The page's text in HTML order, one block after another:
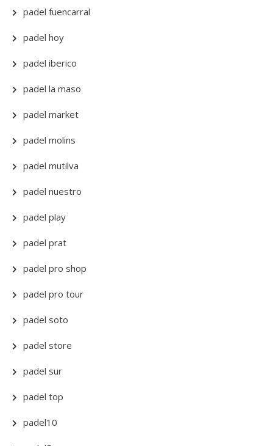
padel fuencarral
padel hoy
padel iberico
padel la maso
padel market
padel molins
padel mutilva
padel nuestro
padel play
padel prat
padel pro shop
padel pro tour
padel soto
padel store
padel sur
padel top
padel10